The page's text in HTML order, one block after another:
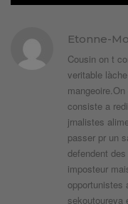
Etonne-
Cousin on t
veritable
consiste a
jrnalistes
passer pr un
defendent
imposteur
opportunistes
sekoutoureya